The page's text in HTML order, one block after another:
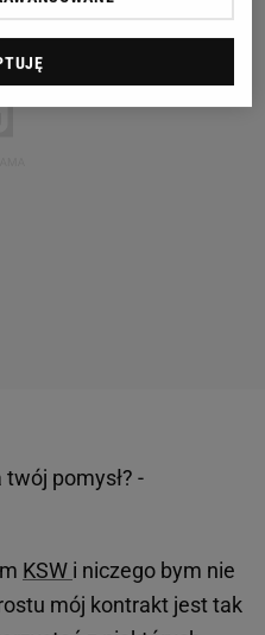
twój pomysł? -
KSW i niczego bym nie
mój kontrakt jest tak